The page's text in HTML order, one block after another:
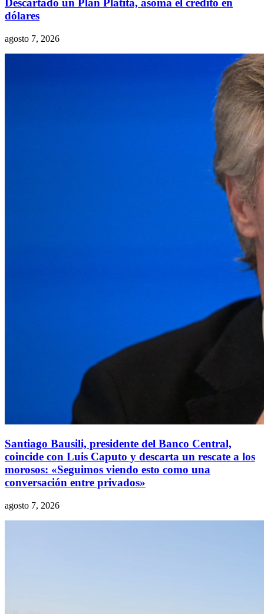
Descartado un Plan Platita, asoma el crédito en
dólares
agosto 7, 2026
Santiago Bausili, presidente del Banco Central,
coincide con Luis Caputo y descarta un rescate a los
morosos: «Seguimos viendo esto como una
conversación entre privados»
agosto 7, 2026